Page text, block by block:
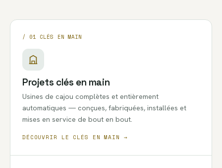
/ 01 CLÉS EN MAIN
Projets clés en main
Usines de cajou complètes et entièrement
automatiques — conçues, fabriquées, installées et
mises en service de bout en bout.
DÉCOUVRIR LE CLÉS EN MAIN →